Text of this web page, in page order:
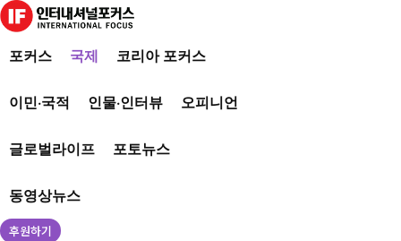
포커스 국제 코리아 포커스
이민·국적 인물·인터뷰 오피니언
글로벌라이프 포토뉴스
동영상뉴스
후원하기